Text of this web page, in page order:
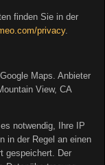
finden Sie in der
privacy.
Maps. Anbieter
View, CA
notwendig, Ihre IP
in der Regel an einen
gespeichert. Der